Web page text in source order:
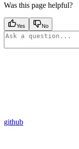
Was this page helpful?
Yes No
github